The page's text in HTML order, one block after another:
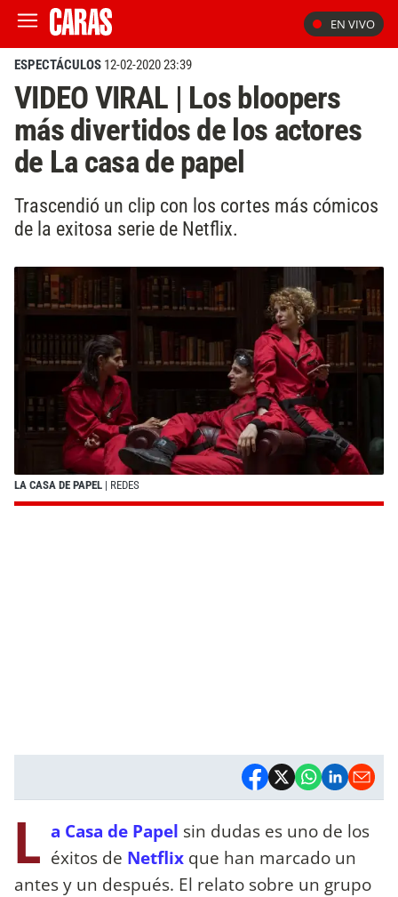
EN VIVO
ESPECTÁCULOS 12-02-2020 23:39
VIDEO VIRAL | Los bloopers
más divertidos de los actores
de La casa de papel
Trascendió un clip con los cortes más cómicos
de la exitosa serie de Netflix.
LA CASA DE PAPEL | REDES
L a Casa de Papel sin dudas es uno de los
éxitos de Netflix que han marcado un
antes y un después. El relato sobre un grupo